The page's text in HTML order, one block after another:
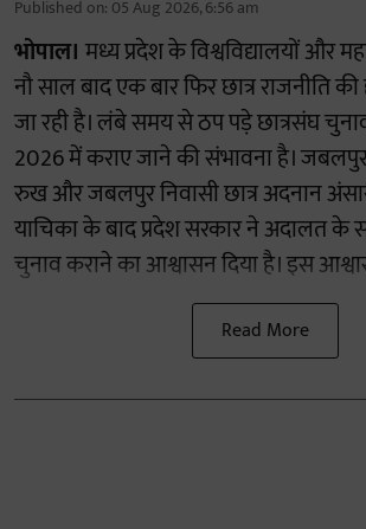
Published on: 05 Aug 2026, 6:56 am
भोपाल। मध्य प्रदेश के विश्वविद्यालयों और
नौ साल बाद एक बार फिर छात्र राजनीति
जा रही है। लंबे समय से ठप पड़े छात्रसंघ
2026 में कराए जाने की संभावना है।
रुख और जबलपुर निवासी छात्र अदनान
याचिका के बाद प्रदेश सरकार ने अदालत के
चुनाव कराने का आश्वासन दिया है। इस
Read More